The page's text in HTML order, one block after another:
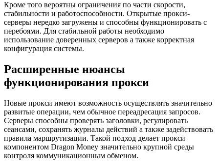
Кроме того вероятны ограничения по части скорости,
стабильности и работоспособности. Открытые прокси-
серверы нередко загружены и способны функционировать с
перебоями. Для стабильной работы необходимо
использование доверенных серверов а также корректная
конфигурация системы.
Расширенные нюансы
функционирования прокси
Новые прокси имеют возможность осуществлять значительно
развитые операции, чем обычное переадресация запросов.
Серверы способны проверять заголовки, регулировать
сеансами, сохранять журналы действий а также задействовать
правила маршрутизации. Такой подход делает прокси
компонентом Dragon Money значительно крупной среды
контроля коммуникационным обменом.